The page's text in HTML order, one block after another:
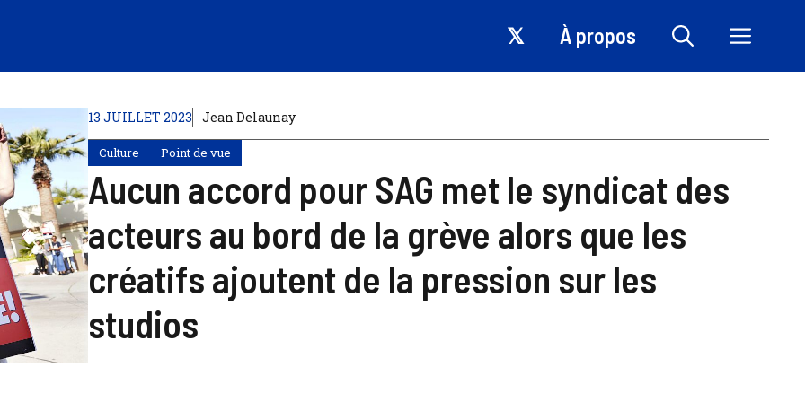
𝕏 À propos
13 JUILLET 2023 Jean Delaunay
Culture Point de vue
Aucun accord pour SAG met le syndicat des
acteurs au bord de la grève alors que les
créatifs ajoutent de la pression sur les
studios